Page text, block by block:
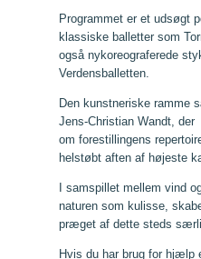
Programmet er et udsøgt
klassiske balletter som
også nykoreograferede
Verdensballetten.
Den kunstneriske ramme
Jens-Christian Wandt, der
om forestillingens
helstøbt aften af højeste
I samspillet mellem vind
naturen som kulisse,
præget af dette steds
Hvis du har brug for hjælp